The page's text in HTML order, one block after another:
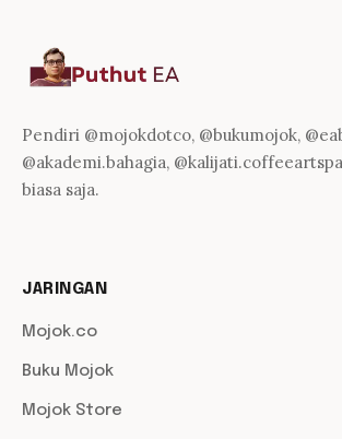
Pendiri @mojokdotco, @bukumojok,
@akademi.bahagia,
biasa saja.
JARINGAN
Mojok.co
Buku Mojok
Mojok Store